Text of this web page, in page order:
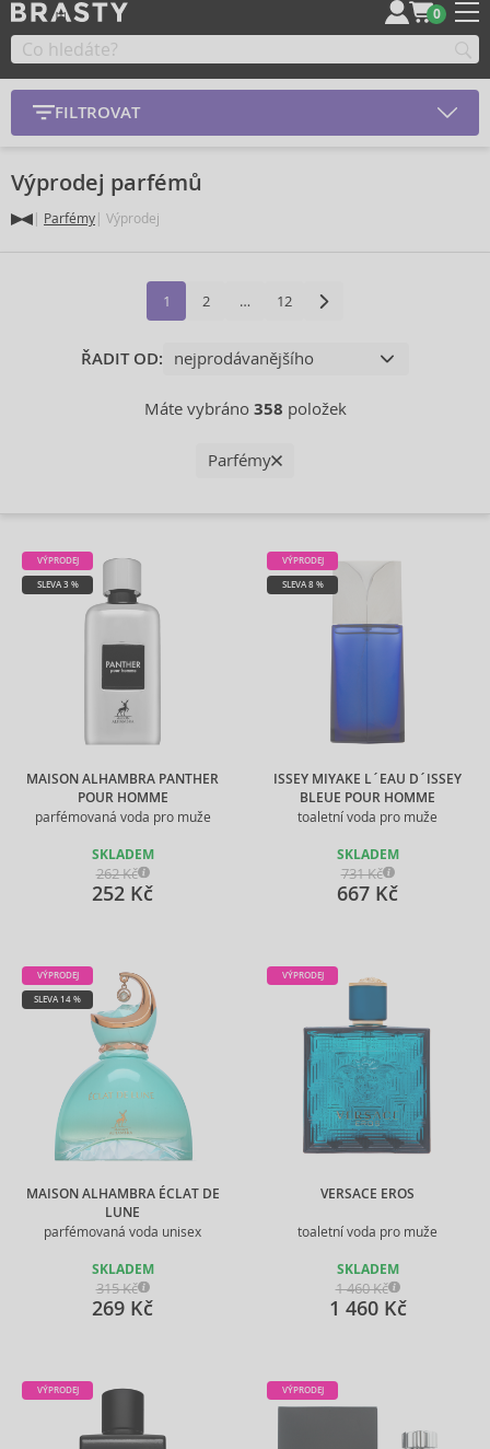
0
FILTROVAT
Výprodej parfémů
Parfémy Výprodej
1 2 … 12
ŘADIT OD:
Máte vybráno 358 položek
Parfémy
MAISON ALHAMBRA PANTHER
POUR HOMME
parfémovaná voda pro muže
VÝPRODEJ
SLEVA 3 %
SKLADEM
262 Kč
252 Kč
ISSEY MIYAKE L´EAU D´ISSEY
BLEUE POUR HOMME
toaletní voda pro muže
VÝPRODEJ
SLEVA 8 %
SKLADEM
731 Kč
667 Kč
MAISON ALHAMBRA ÉCLAT DE
LUNE
parfémovaná voda unisex
VÝPRODEJ
SLEVA 14 %
SKLADEM
315 Kč
269 Kč
VERSACE EROS
toaletní voda pro muže
VÝPRODEJ
SKLADEM
1 460 Kč
1 460 Kč
VÝPRODEJ VÝPRODEJ